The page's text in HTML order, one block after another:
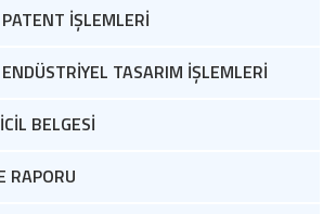
İŞLEMLERİ
TASARIM İŞLEMLERİ
BELGESİ
RAPORU